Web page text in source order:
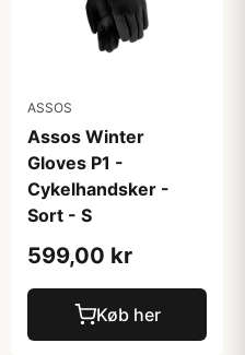
ASSOS
Assos Winter
Gloves P1 -
Cykelhandsker -
Sort - S
599,00 kr
Køb her